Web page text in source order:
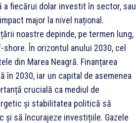
a fiecărui dolar investit în sector, sau
major la nivel național.
noastre depinde, pe termen lung,
În orizontul anului 2030, cel
din Marea Neagră. Finanțarea
2030, iar un capital de asemenea
crucială ca mediul de
și stabilitatea politică să
să încurajeze investițiile. Gazele